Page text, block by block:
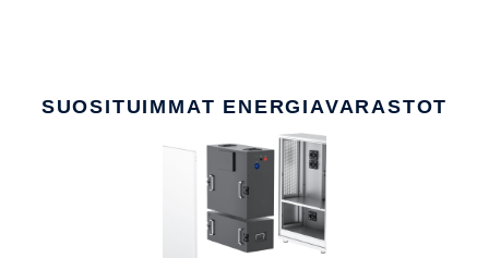
SUOSITUIMMAT ENERGIAVARASTOT